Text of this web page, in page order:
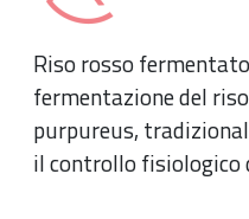
Riso rosso
fermentazione del
purpureus,
il controllo fisiologico